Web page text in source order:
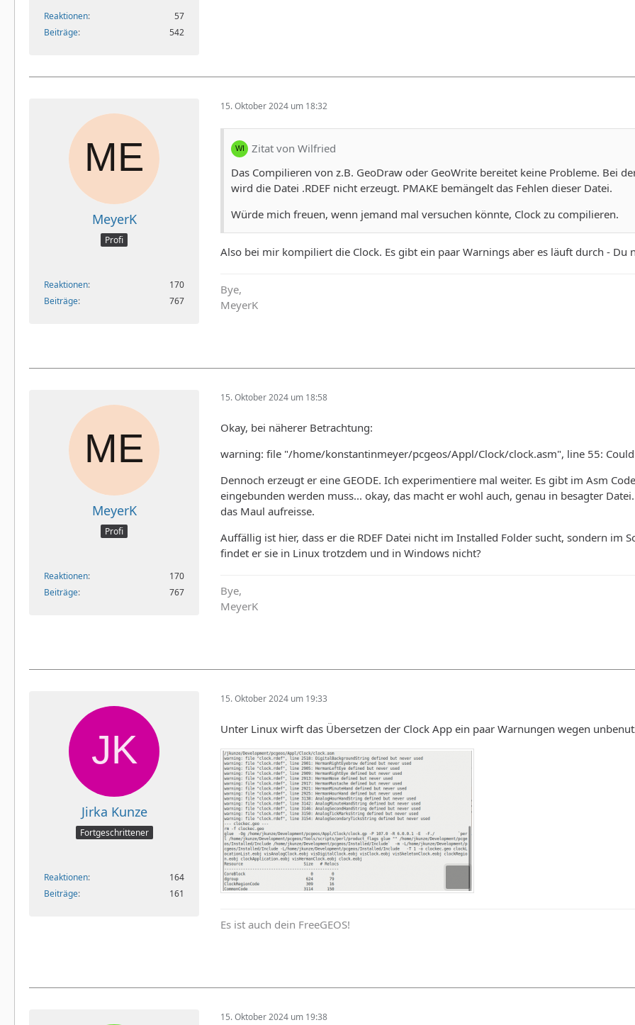
Reaktionen
57
Beiträge
542
MeyerK
Profi
Reaktionen
170
Beiträge
767
15. Oktober 2024 um 18:32
Zitat von Wilfried
Das Compilieren von z.B. GeoDraw oder GeoWrite bereitet keine Probleme. Bei
wird die Datei .RDEF nicht erzeugt. PMAKE bemängelt das Fehlen dieser Datei.
Würde mich freuen, wenn jemand mal versuchen könnte, Clock zu compilieren.
Also bei mir kompiliert die Clock. Es gibt ein paar Warnings aber es läuft durch - Du
Bye,
MeyerK
MeyerK
Profi
Reaktionen
170
Beiträge
767
15. Oktober 2024 um 18:58
Okay, bei näherer Betrachtung:
warning: file "/home/konstantinmeyer/pcgeos/Appl/Clock/clock.asm", line 55:
Dennoch erzeugt er eine GEODE. Ich experimentiere mal weiter. Es gibt im Asm
eingebunden werden muss... okay, das macht er wohl auch, genau in besagter
das Maul aufreisse.
Auffällig ist hier, dass er die RDEF Datei nicht im Installed Folder sucht, sondern im
findet er sie in Linux trotzdem und in Windows nicht?
Bye,
MeyerK
Jirka Kunze
Fortgeschrittener
Reaktionen
164
Beiträge
161
15. Oktober 2024 um 19:33
Unter Linux wirft das Übersetzen der Clock App ein paar Warnungen wegen
Es ist auch dein FreeGEOS!
15. Oktober 2024 um 19:38